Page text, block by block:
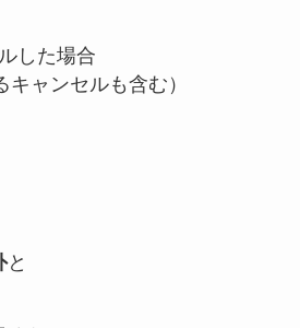
した場合
キャンセルも含む）
と